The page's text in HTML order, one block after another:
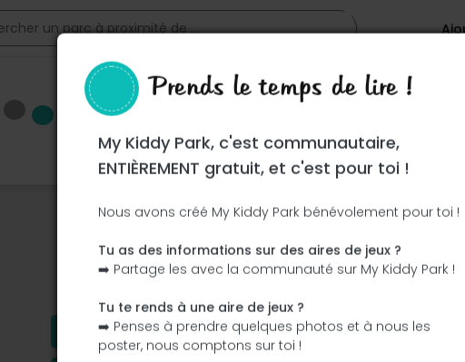
Ce parc n'a pas encore été visité ! À toi de jouer !
Soit l'aventurier qui découvre ce parc en premier !
J'ajoute le nom J'ajoute des photos
Prends le temps de lire !
My Kiddy Park, c'est communautaire,
ENTIÈREMENT gratuit, et c'est pour toi !
Nous avons créé My Kiddy Park bénévolement pour toi !
Tu as des informations sur des aires de jeux ?
➡️ Partage les avec la communauté sur My Kiddy Park !
Tu te rends à une aire de jeux ?
➡️ Penses à prendre quelques photos et à nous les
poster, nous comptons sur toi !